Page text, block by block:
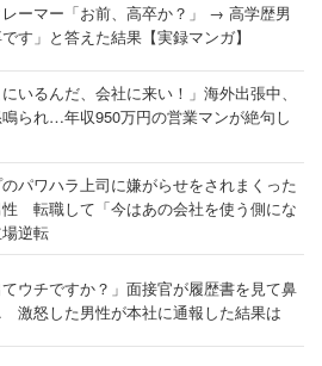
ーマー「お前、高卒か？」 → 高学歴男
す」と答えた結果【実録マンガ】
にいるんだ、会社に来い！」海外出張中、
られ…年収950万円の営業マンが絶句し
パワハラ上司に嫌がらせをされまくった
性 転職して「今はあの会社を使う側にな
逆転
てウチですか？」面接官が履歴書を見て鼻
怒した男性が本社に通報した結果は